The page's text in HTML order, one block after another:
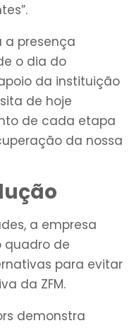
a presença
o dia do
da instituição
de hoje
de cada etapa
da nossa
a empresa
quadro de
para evitar
da ZFM.
demonstra